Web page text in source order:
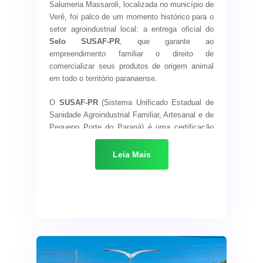
Paraná
Salumeria Massaroli, localizada no município de
Verê, foi palco de um momento histórico para o
setor agroindustrial local: a entrega oficial do
Selo SUSAF-PR, que garante ao
empreendimento familiar o direito de
comercializar seus produtos de origem animal
em todo o território paranaense.
O SUSAF-PR(Sistema Unificado Estadual de
Sanidade Agroindustrial Familiar, Artesanal e de
Pequeno Porte do Paraná) é uma certificação
emitida pela ADAPAR (Agência de Defesa
Agropecuária do Paraná) que atesta a
A solenidade contou com a presença de
Leia Mais